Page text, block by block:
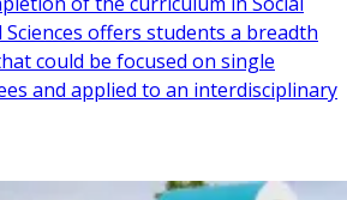
offers students a breadth
could be focused on single
and applied to an interdisciplinary